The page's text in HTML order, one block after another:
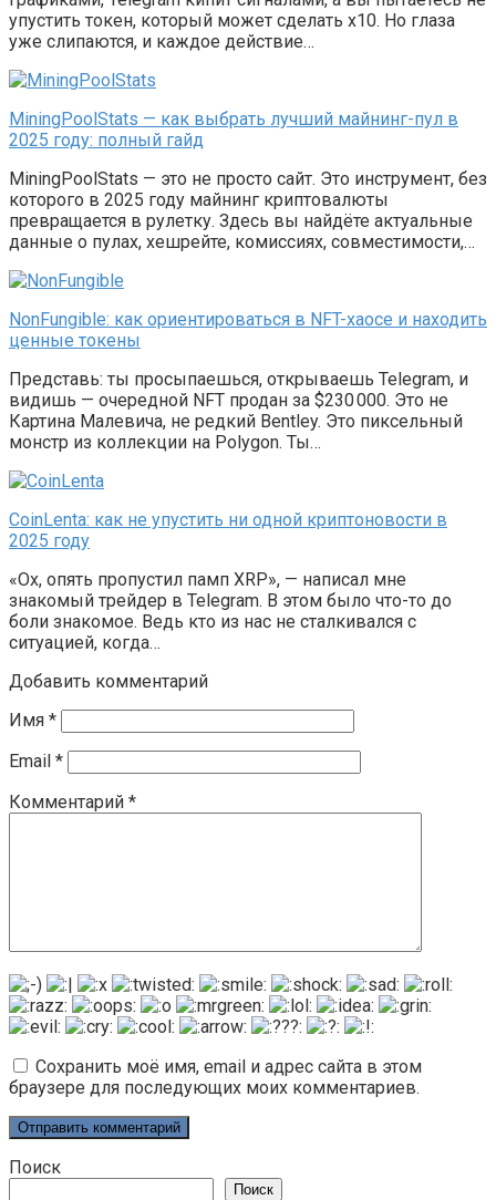
упустить токен, который может сделать x10. Но глаза
уже слипаются, и каждое действие…
MiningPoolStats — как выбрать лучший майнинг-пул в
2025 году: полный гайд
MiningPoolStats — это не просто сайт. Это инструмент, без
которого в 2025 году майнинг криптовалюты
превращается в рулетку. Здесь вы найдёте актуальные
данные о пулах, хешрейте, комиссиях, совместимости,…
NonFungible: как ориентироваться в NFT-хаосе и находить
ценные токены
Представь: ты просыпаешься, открываешь Telegram, и
видишь — очередной NFT продан за $230 000. Это не
Картина Малевича, не редкий Bentley. Это пиксельный
монстр из коллекции на Polygon. Ты…
CoinLenta: как не упустить ни одной криптоновости в
2025 году
«Ох, опять пропустил памп XRP», — написал мне
знакомый трейдер в Telegram. В этом было что-то до
боли знакомое. Ведь кто из нас не сталкивался с
ситуацией, когда…
Добавить комментарий
Имя *
Email *
Комментарий *
Сохранить моё имя, email и адрес сайта в этом
браузере для последующих моих комментариев.
Поиск
Поиск